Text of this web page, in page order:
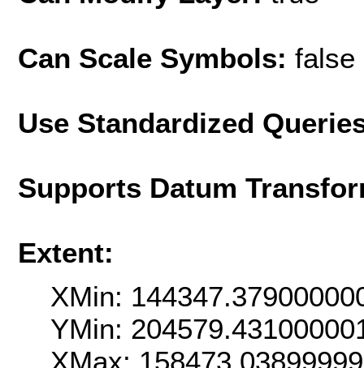
Can Scale Symbols: false
Use Standardized
Supports Datum
Extent:
XMin:
YMin:
XMax: